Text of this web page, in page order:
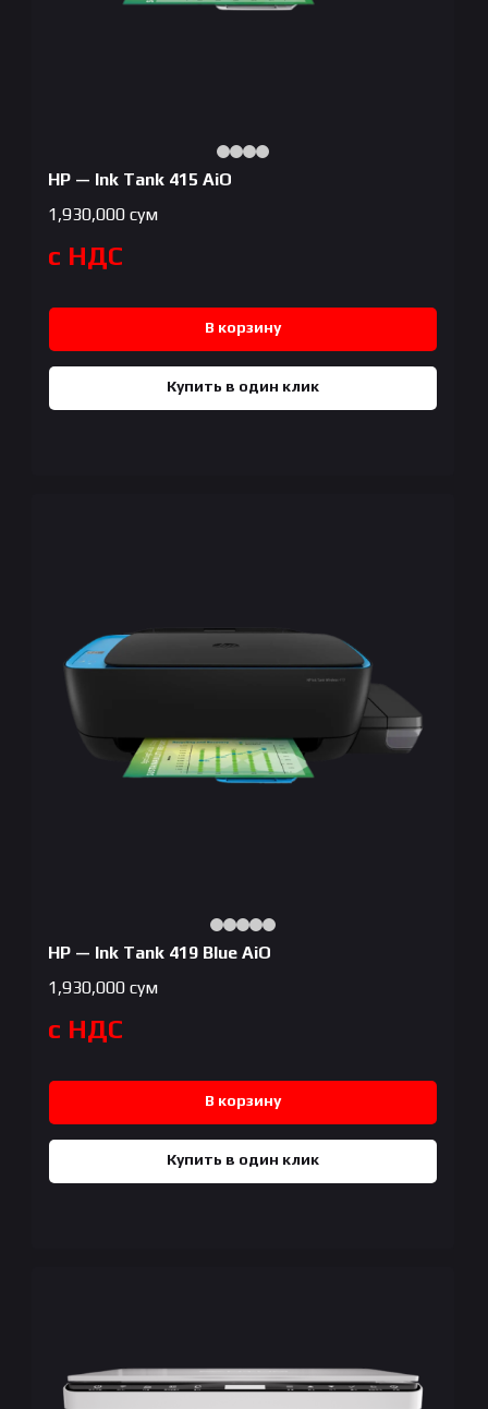
HP — Ink Tank 415 AiO
1,930,000 сум
с НДС
В корзину
Купить в один клик
HP — Ink Tank 419 Blue AiO
1,930,000 сум
с НДС
В корзину
Купить в один клик